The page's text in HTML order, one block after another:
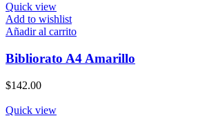
Quick view
Add to wishlist
Añadir al carrito
Bibliorato A4 Amarillo
$142.00
Quick view